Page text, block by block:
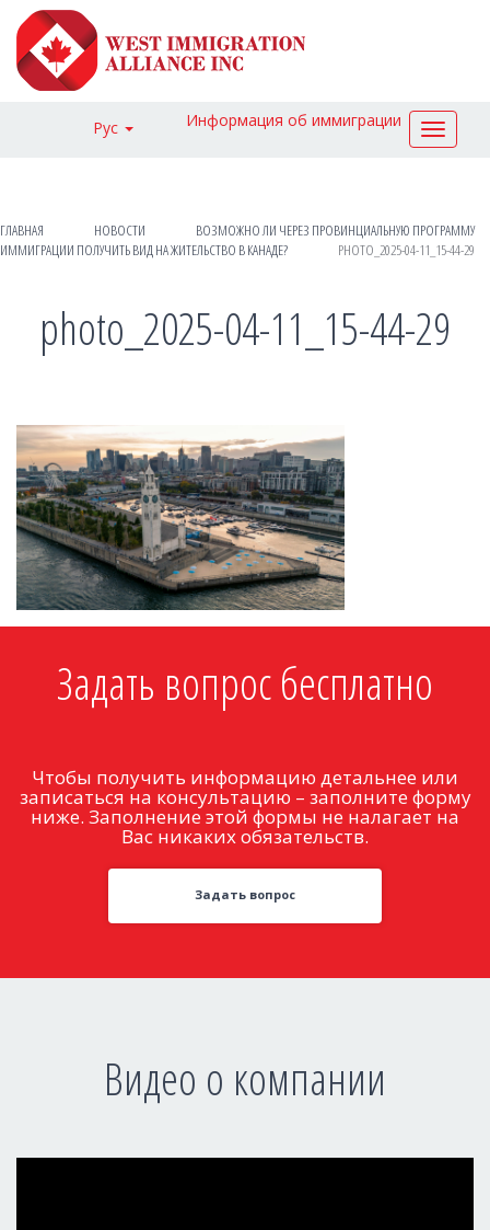
Toggle
Информация об иммиграции
Рус
ГЛАВНАЯ НОВОСТИ
ВОЗМОЖНО ЛИ ЧЕРЕЗ ПРОВИНЦИАЛЬНУЮ ПРОГРАММУ
ИММИГРАЦИИ ПОЛУЧИТЬ ВИД НА ЖИТЕЛЬСТВО В КАНАДЕ?
PHOTO_2025-04-11_15-44-29
photo_2025-04-11_15-44-29
Задать вопрос бесплатно
Чтобы получить информацию детальнее или
записаться на консультацию – заполните форму
ниже. Заполнение этой формы не налагает на
Вас никаких обязательств.
Задать вопрос
Видео о компании